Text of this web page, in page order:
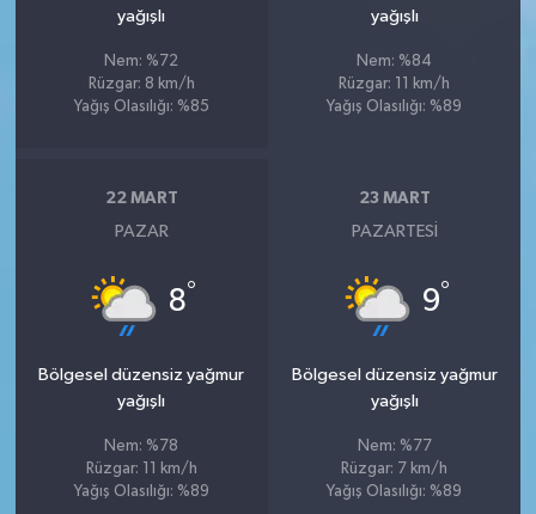
yağışlı
Nem: %72
Rüzgar: 8 km/h
Yağış Olasılığı: %85
yağışlı
Nem: %84
Rüzgar: 11 km/h
Yağış Olasılığı: %89
22 MART
PAZAR
8°
Bölgesel düzensiz yağmur
yağışlı
Nem: %78
Rüzgar: 11 km/h
Yağış Olasılığı: %89
23 MART
PAZARTESI
9°
Bölgesel düzensiz yağmur
yağışlı
Nem: %77
Rüzgar: 7 km/h
Yağış Olasılığı: %89